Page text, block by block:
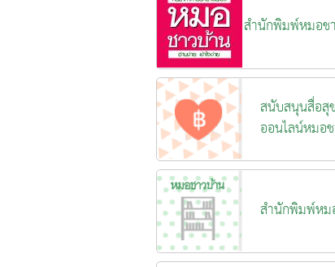
สำนักพิมพ์หมอช
สนับสนุนสื่อสุ
ออนไลน์หมอ
สำนักพิมพ์หม